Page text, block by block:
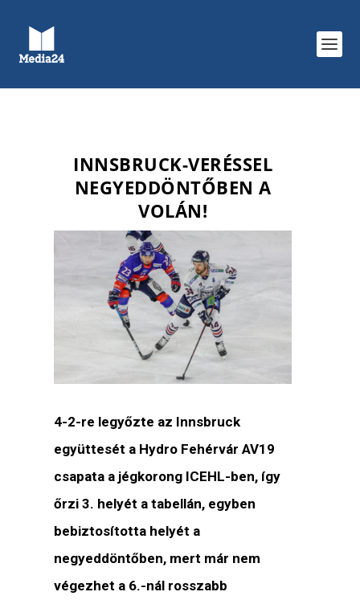
INNSBRUCK-VERÉSSEL
NEGYEDDÖNTŐBEN A
VOLÁN!
4-2-re legyőzte az Innsbruck
együttesét a Hydro Fehérvár AV19
csapata a jégkorong ICEHL-ben, így
őrzi 3. helyét a tabellán, egyben
bebiztosította helyét a
negyeddöntőben, mert már nem
végezhet a 6.-nál rosszabb